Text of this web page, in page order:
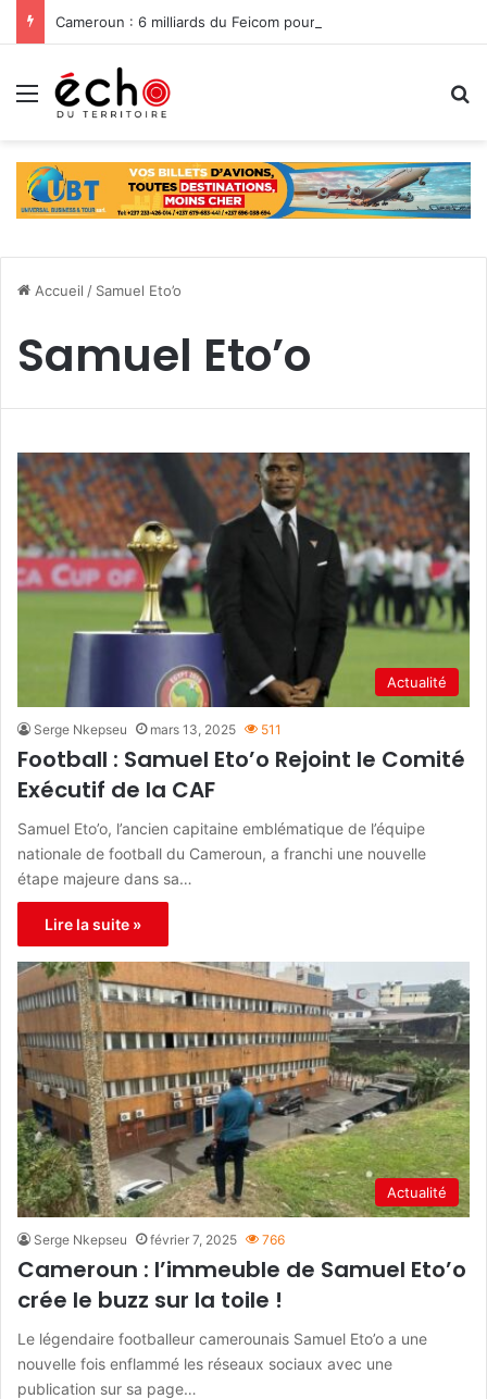
Menu
Accueil / Samuel Eto’o
Samuel Eto’o
Actualité
Serge Nkepseu mars 13, 2025 511
Football : Samuel Eto’o Rejoint le Comité
Exécutif de la CAF
Samuel Eto’o, l’ancien capitaine emblématique de l’équipe
nationale de football du Cameroun, a franchi une nouvelle
étape majeure dans sa…
Lire la suite »
Actualité
Serge Nkepseu février 7, 2025 766
Cameroun : l’immeuble de Samuel Eto’o
crée le buzz sur la toile !
Le légendaire footballeur camerounais Samuel Eto’o a une
nouvelle fois enflammé les réseaux sociaux avec une
publication sur sa page…